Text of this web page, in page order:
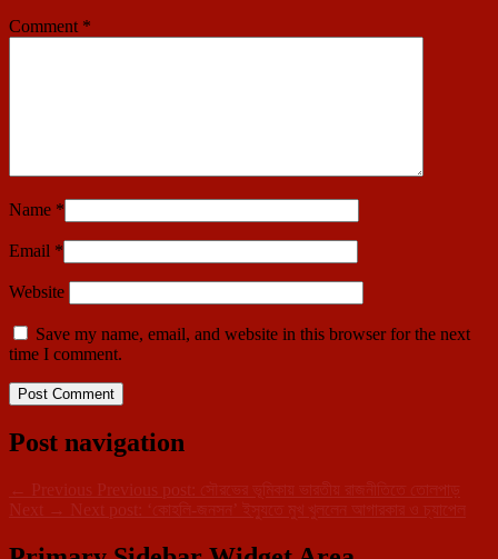
Comment *
Name *
Email *
Website
Save my name, email, and website in this browser for the next
time I comment.
Post navigation
← Previous Previous post:
সৌরভের ভূমিকায় ভারতীয় রাজনীতিতে তোলপাড়
Next → Next post: ‘কোহলি-জনসন’ ইস্যুতে মুখ খুললেন আগারকার ও চ্যাপেল